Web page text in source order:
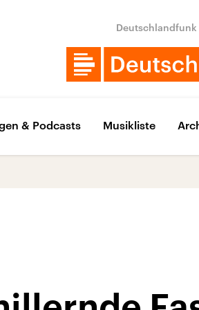
Deutschlandfunk
& Podcasts Musikliste